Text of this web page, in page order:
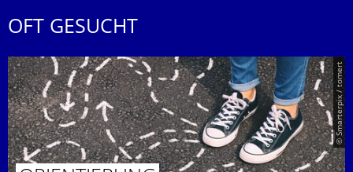
OFT GESUCHT
© Smarterpix / tomert